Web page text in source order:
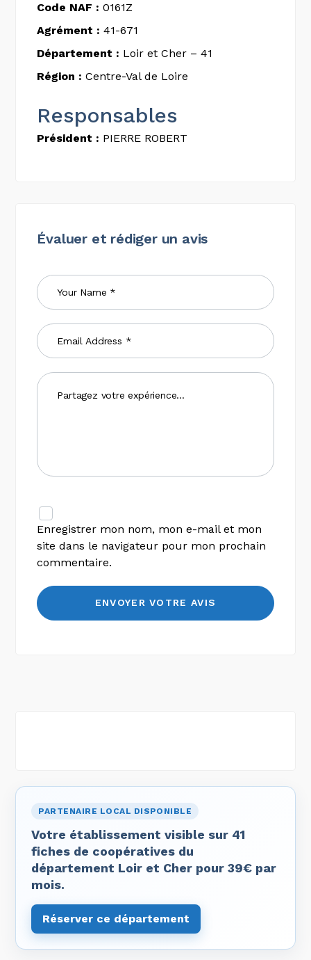
Code NAF : 0161Z
Agrément : 41-671
Département : Loir et Cher – 41
Région : Centre-Val de Loire
Responsables
Président : PIERRE ROBERT
Évaluer et rédiger un avis
Enregistrer mon nom, mon e-mail et mon
site dans le navigateur pour mon prochain
commentaire.
PARTENAIRE LOCAL DISPONIBLE
Votre établissement visible sur 41
fiches de coopératives du
département Loir et Cher pour 39€ par
mois.
Réserver ce département